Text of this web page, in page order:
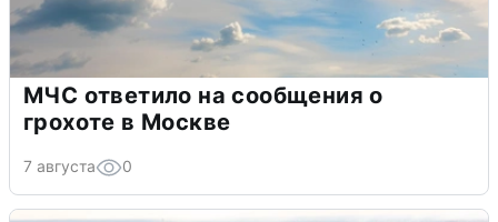
МЧС ответило на сообщения о
грохоте в Москве
7 августа 0